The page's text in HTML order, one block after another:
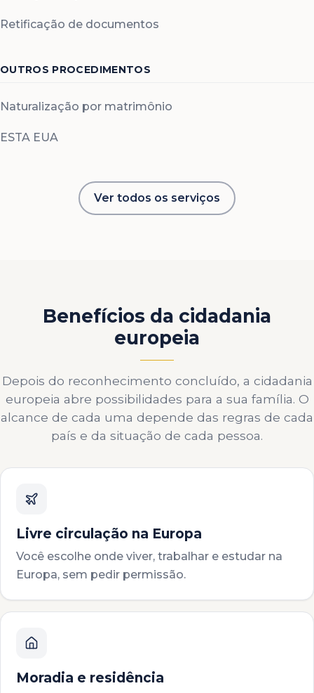
Retificação de documentos
OUTROS PROCEDIMENTOS
Naturalização por matrimônio
ESTA EUA
Ver todos os serviços
Benefícios da cidadania
europeia
Depois do reconhecimento concluído, a cidadania
europeia abre possibilidades para a sua família. O
alcance de cada uma depende das regras de cada
país e da situação de cada pessoa.
Livre circulação na Europa
Você escolhe onde viver, trabalhar e estudar na
Europa, sem pedir permissão.
Moradia e residência